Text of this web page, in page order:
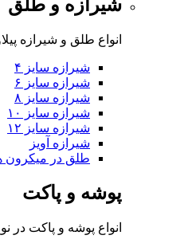
شیرازه و طلق
انواع طلق و شیرازه
شیرازه سایز ۴
شیرازه سایز ۶
شیرازه سایز ۸
شیرازه سایز ۱۰
شیرازه سایز ۱۲
شیرازه آویز
طلق در میکرون
پوشه و پاکت
انواع پوشه و پاکت در